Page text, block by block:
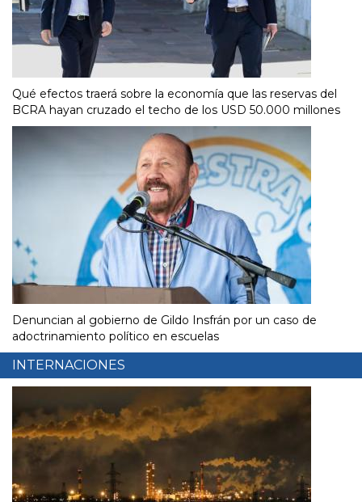
Qué efectos traerá sobre la economía que las reservas del
BCRA hayan cruzado el techo de los USD 50.000 millones
Denuncian al gobierno de Gildo Insfrán por un caso de
adoctrinamiento político en escuelas
INTERNACIONES